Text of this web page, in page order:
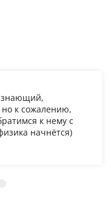
знающий,
к сожалению,
к нему с
начнётся)